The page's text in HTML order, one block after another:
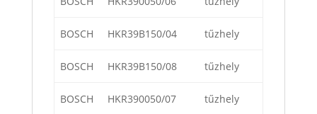
BOSCH HKR39B150/04 tűzhely
BOSCH HKR39B150/08 tűzhely
BOSCH HKR390050/07 tűzhely